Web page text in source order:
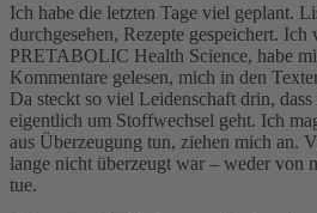
Ich habe die letzten Tage viel geplant.
durchgesehen, Rezepte gespeichert. Ich
PRETABOLIC Health Science, habe
Kommentare gelesen, mich in den
Da steckt so viel Leidenschaft drin, dass
eigentlich um Stoffwechsel geht. Ich
aus Überzeugung tun, ziehen mich an.
lange nicht überzeugt war – weder von
tue.